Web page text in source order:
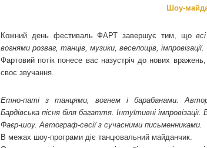
Шоу-
Кожний день фестиваль ФАРТ завершує тим, що
вогнями розваг, танців, музики, веселощів, імпровізації.
Фартовий потік понесе вас назустріч до нових
своє звучання.
Етно-паті з танцями, вогнем і барабанами.
Бардівська пісня біля багаття. Інтуїтивні
Фаєр-шоу. Автограф-сесії з сучасними письменниками.
В межах шоу-програми діє танцювальний майданчик.